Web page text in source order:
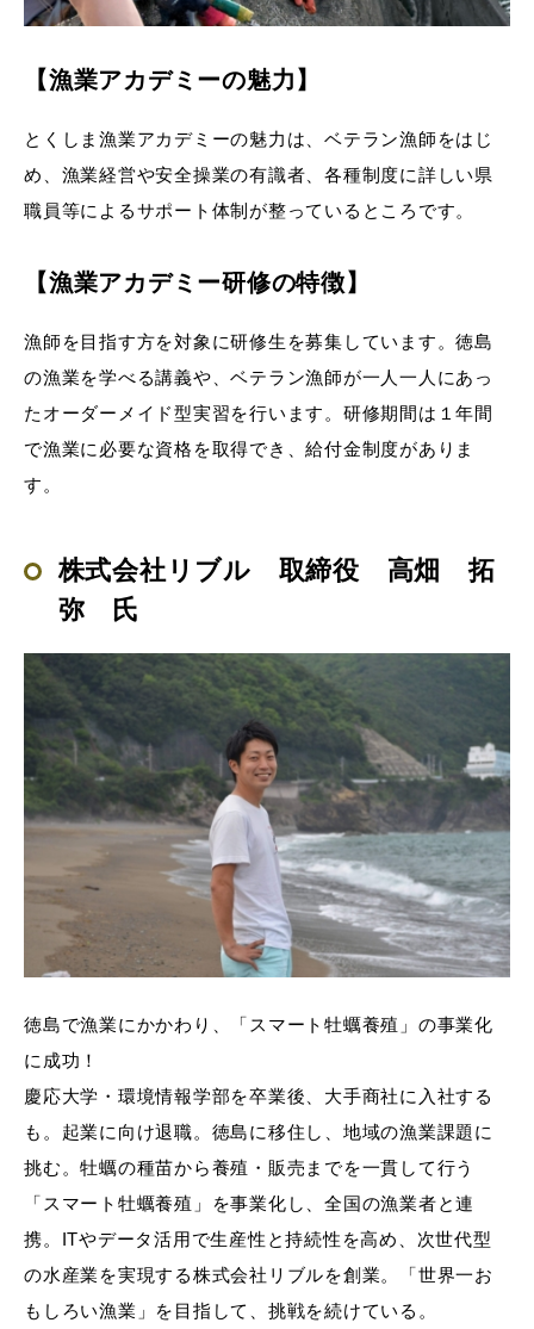
【漁業アカデミーの魅力】
とくしま漁業アカデミーの魅力は、ベテラン漁師をはじ
め、漁業経営や安全操業の有識者、各種制度に詳しい県
職員等によるサポート体制が整っているところです。
【漁業アカデミー研修の特徴】
漁師を目指す方を対象に研修生を募集しています。徳島
の漁業を学べる講義や、ベテラン漁師が一人一人にあっ
たオーダーメイド型実習を行います。研修期間は１年間
で漁業に必要な資格を取得でき、給付金制度がありま
す。
株式会社リブル 取締役 高畑 拓
弥 氏
徳島で漁業にかかわり、「スマート牡蠣養殖」の事業化
に成功！
慶応大学・環境情報学部を卒業後、大手商社に入社する
も。起業に向け退職。徳島に移住し、地域の漁業課題に
挑む。牡蠣の種苗から養殖・販売までを一貫して行う
「スマート牡蠣養殖」を事業化し、全国の漁業者と連
携。ITやデータ活用で生産性と持続性を高め、次世代型
の水産業を実現する株式会社リブルを創業。「世界一お
もしろい漁業」を目指して、挑戦を続けている。